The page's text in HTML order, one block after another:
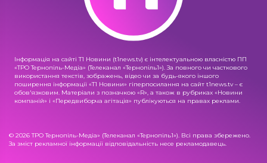
Інформація на сайті Т1 Новини (t1news.tv) є інтелектуальною власністю ПП
«ТРО Тернопіль-Медіа» (Телеканал «Тернопіль1»). За повного чи часткового
використання текстів, зображень, відео чи за будь-якого іншого
поширення інформації «Т1 Новини» гіперпосилання на сайт t1news.tv – є
обов'язковим. Матеріали з позначкою «R», а також в рубриках «Новини
компаній» і «Передвиборча агітація» публікуються на правах реклами.
© 2026 ТРО Тернопіль-Медіа» (Телеканал «Тернопіль1»). Всі права збережено.
За зміст рекламної інформації відповідальність несе рекламодавець.